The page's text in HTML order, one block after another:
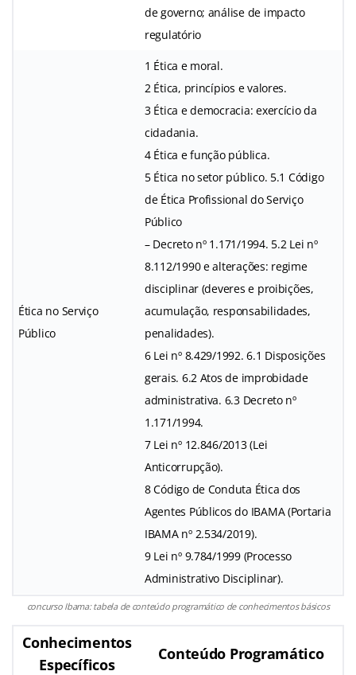
de governo; análise de impacto
regulatório
Ética no Serviço
Público
1 Ética e moral.
2 Ética, princípios e valores.
3 Ética e democracia: exercício da
cidadania.
4 Ética e função pública.
5 Ética no setor público. 5.1 Código
de Ética Profissional do Serviço
Público
– Decreto nº 1.171/1994. 5.2 Lei nº
8.112/1990 e alterações: regime
disciplinar (deveres e proibições,
acumulação, responsabilidades,
penalidades).
6 Lei nº 8.429/1992. 6.1 Disposições
gerais. 6.2 Atos de improbidade
administrativa. 6.3 Decreto nº
1.171/1994.
7 Lei nº 12.846/2013 (Lei
Anticorrupção).
8 Código de Conduta Ética dos
Agentes Públicos do IBAMA (Portaria
IBAMA nº 2.534/2019).
9 Lei nº 9.784/1999 (Processo
Administrativo Disciplinar).
concurso Ibama: tabela de conteúdo programático de conhecimentos básicos
Conhecimentos
Específicos
Conteúdo Programático